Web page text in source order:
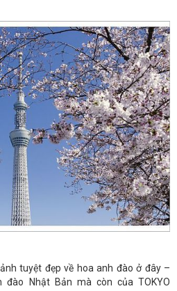
tuyệt đẹp về hoa anh đào ở đây –
đào Nhật Bản mà còn của TOKYO